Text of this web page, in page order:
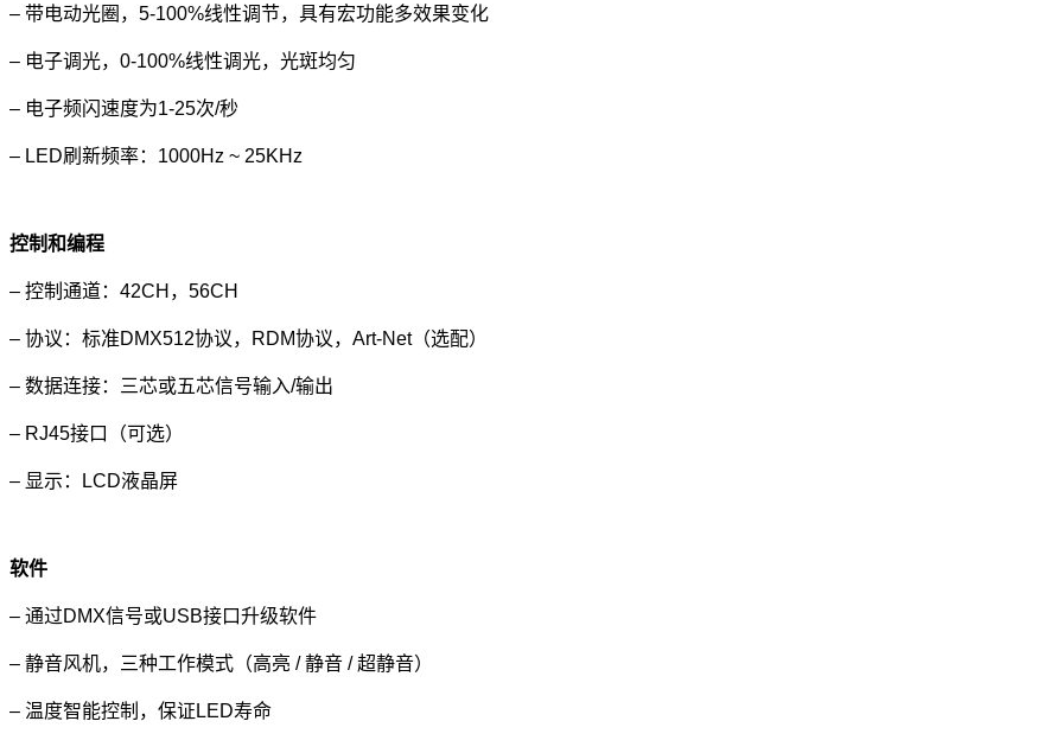
– 带电动光圈，5-100%线性调节，具有宏功能多效果变化
– 电子调光，0-100%线性调光，光斑均匀
– 电子频闪速度为1-25次/秒
– LED刷新频率：1000Hz ~ 25KHz
控制和编程
– 控制通道：42CH，56CH
– 协议：标准DMX512协议，RDM协议，Art-Net（选配）
– 数据连接：三芯或五芯信号输入/输出
– RJ45接口（可选）
– 显示：LCD液晶屏
软件
– 通过DMX信号或USB接口升级软件
– 静音风机，三种工作模式（高亮 / 静音 / 超静音）
– 温度智能控制，保证LED寿命